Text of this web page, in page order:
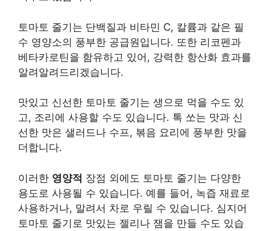
토마토 줄기는 단백질과 비타민 C, 칼륨과 같은 필
수 영양소의 풍부한 공급원입니다. 또한 리코펜과
베타카로틴을 함유하고 있어, 강력한 항산화 효과를
알려알려드리겠습니다.
맛있고 신선한 토마토 줄기는 생으로 먹을 수도 있
고, 조리에 사용할 수도 있습니다. 톡 쏘는 맛과 신
선한 맛은 샐러드나 수프, 볶음 요리에 풍부한 맛을
더합니다.
이러한 영양적 장점 외에도 토마토 줄기는 다양한
용도로 사용될 수 있습니다. 예를 들어, 녹즙 재료로
사용하거나, 말려서 차로 우릴 수 있습니다. 심지어
토마토 줄기로 맛있는 젤리나 잼을 만들 수도 있습